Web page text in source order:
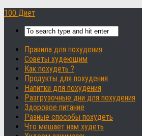
100 Диет
Правила для похудения
Советы худеющим
Как похудеть ?
Продукты для похудения
Напитки для похудения
Разгрузочные дни для похудения
Здоровое питание
Разные способы похудеть
Что мешает нам худеть